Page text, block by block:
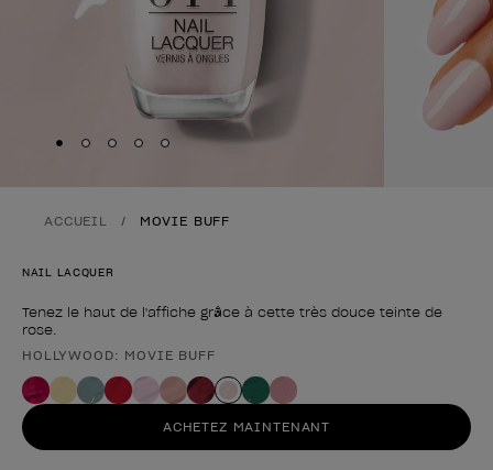
Skip to slide
Skip to slide
Skip to slide
Skip to slide
Skip to slide
ACCUEIL MOVIE BUFF
NAIL LACQUER
Tenez le haut de l'affiche grâce à cette très douce teinte de
rose.
Forme du produit
HOLLYWOOD: MOVIE BUFF
ACHETEZ MAINTENANT